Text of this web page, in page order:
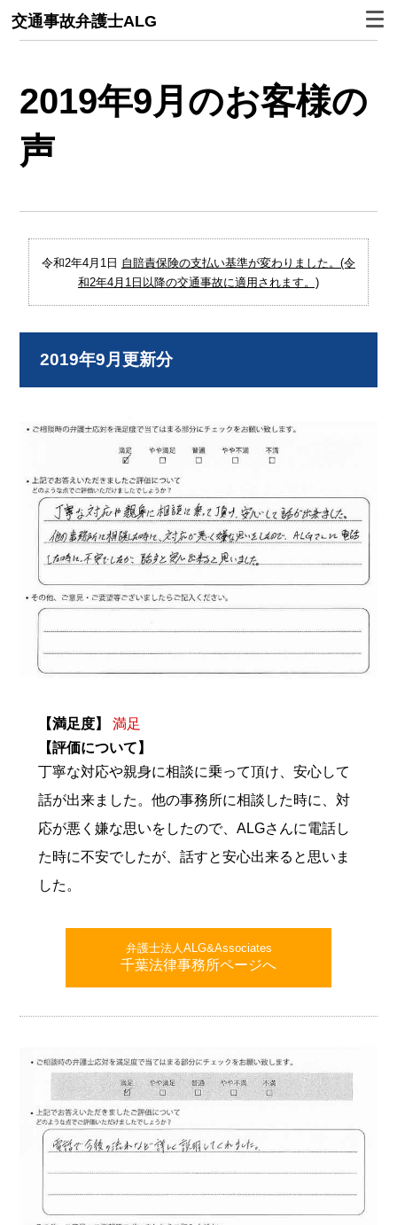
交通事故弁護士ALG
2019年9月のお客様の
声
令和2年4月1日 自賠責保険の支払い基準が変わりました。(令
和2年4月1日以降の交通事故に適用されます。)
2019年9月更新分
【満足度】
満足
【評価について】
丁寧な対応や親身に相談に乗って頂け、安心して
話が出来ました。他の事務所に相談した時に、対
応が悪く嫌な思いをしたので、ALGさんに電話し
た時に不安でしたが、話すと安心出来ると思いま
した。
弁護士法人ALG&Associates
千葉法律事務所ページへ